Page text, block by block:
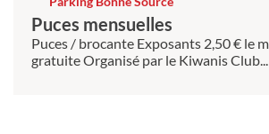
Puces mensuelles
Puces / brocante Exposants 2,50 € le
gratuite Organisé par le Kiwanis Club...